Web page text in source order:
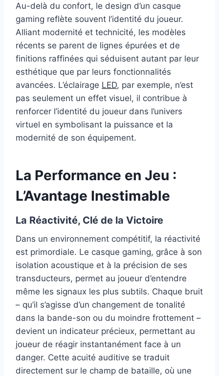
Au-delà du confort, le design d’un casque
gaming reflète souvent l’identité du joueur.
Alliant modernité et technicité, les modèles
récents se parent de lignes épurées et de
finitions raffinées qui séduisent autant par leur
esthétique que par leurs fonctionnalités
avancées. L’éclairage LED, par exemple, n’est
pas seulement un effet visuel, il contribue à
renforcer l’identité du joueur dans l’univers
virtuel en symbolisant la puissance et la
modernité de son équipement.
La Performance en Jeu :
L’Avantage Inestimable
La Réactivité, Clé de la Victoire
Dans un environnement compétitif, la réactivité
est primordiale. Le casque gaming, grâce à son
isolation acoustique et à la précision de ses
transducteurs, permet au joueur d’entendre
même les signaux les plus subtils. Chaque bruit
– qu’il s’agisse d’un changement de tonalité
dans la bande-son ou du moindre frottement –
devient un indicateur précieux, permettant au
joueur de réagir instantanément face à un
danger. Cette acuité auditive se traduit
directement sur le champ de bataille, où une